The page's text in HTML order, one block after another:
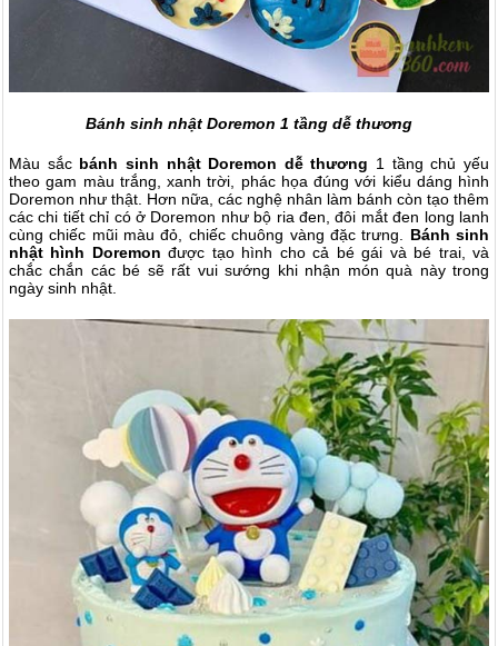
Bánh sinh nhật Doremon 1 tầng dễ thương
Màu sắc bánh sinh nhật Doremon dễ thương 1 tầng chủ yếu
theo gam màu trắng, xanh trời, phác họa đúng với kiểu dáng hình
Doremon như thật. Hơn nữa, các nghệ nhân làm bánh còn tạo thêm
các chi tiết chỉ có ở Doremon như bộ ria đen, đôi mắt đen long lanh
cùng chiếc mũi màu đỏ, chiếc chuông vàng đặc trưng. Bánh sinh
nhật hình Doremon được tạo hình cho cả bé gái và bé trai, và
chắc chắn các bé sẽ rất vui sướng khi nhận món quà này trong
ngày sinh nhật.